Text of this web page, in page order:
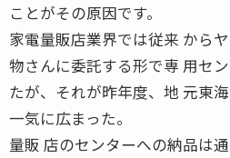
ことがその原因です。
家電量販店業界では従来 から
物さんに委託する形で専 用セ
たが、それが昨年度、地 元東
一気に広まった。
量販 店のセンターへの納品は